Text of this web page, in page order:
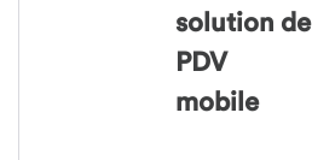
solution de
PDV
mobile